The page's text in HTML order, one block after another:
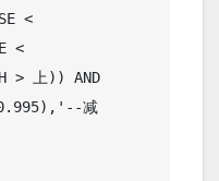
<
<
> 上)) AND
减